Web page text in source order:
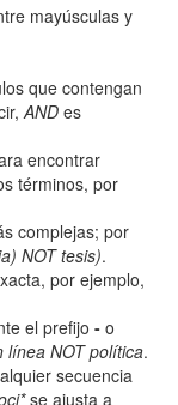
mayúsculas y
que contengan
AND es
encontrar
términos, por
complejas; por
NOT tesis).
por ejemplo,
el prefijo - o
línea NOT política.
secuencia
se ajusta a